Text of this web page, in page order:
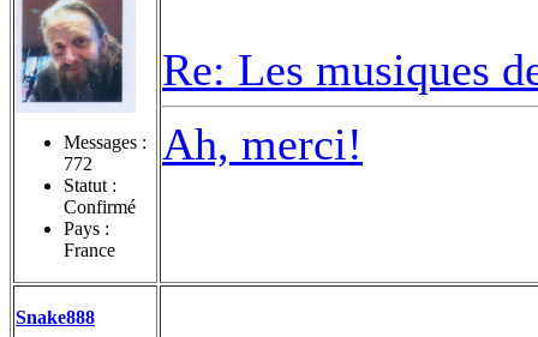
Messages :
772
Statut :
Confirmé
Pays :
France
Re: Les musiques
Ah, merci!
Snake888